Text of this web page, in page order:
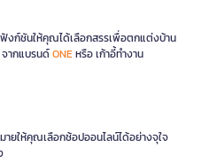
งก์ชันให้คุณได้เลือกสรรเพื่อตกแต่งบ้าน
จากแบรนด์ONEหรือ เก้าอี้ทำงาน
ายให้คุณเลือกช้อปออนไลน์ได้อย่างจุใจ